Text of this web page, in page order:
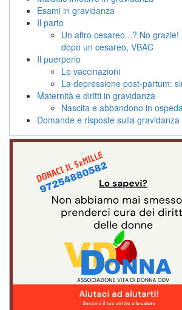
Esami in gravidanza
Il parto
Un altro cesareo...? No
dopo un cesareo, VBAC
Il puerperio
Le vaccinazioni
La depressione post-partum:
Maternità e diritti in gravidanza
Nascita e abbandono in
Domande e risposte sulla gravidanza